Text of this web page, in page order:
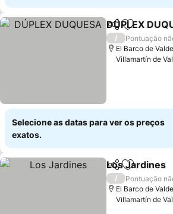
PartilharAdicionar
DÚPLEX
/
Pontuação
El Barco de
Villamartín de
Selecione as datas para ver os preços
exatos.
PartilharAdicionar
Los Jardines
/
Pontuação
El Barco de
Villamartín de